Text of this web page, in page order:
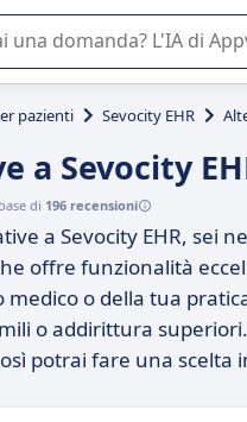
Appvizer vi guida
pazienti Sevocity EHR
a Sevocity
di 196 recensioni
a Sevocity EHR, sei
offre funzionalità
o della tua
o addirittura
potrai fare una